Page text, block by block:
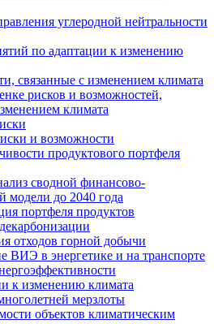
углеродной нейтральности
по адаптации к изменению
связанные с изменением климата
рисков и возможностей,
климата
и возможности
продуктового портфеля
сводной финансово-
модели до 2040 года
портфеля продуктов
отходов горной добычи
ВИЭ в энергетике и на транспорте
к изменению климата
мерзлоты
объектов климатическим